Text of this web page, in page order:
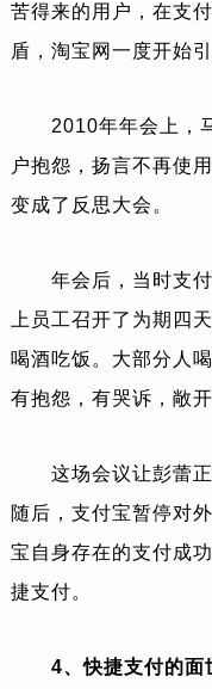
苦得来的用户，在支
盾，淘宝网一度开始
2010年年会上，马
户抱怨，扬言不再使
变成了反思大会。
年会后，当时支付
上员工召开了为期四
喝酒吃饭。大部分人
有抱怨，有哭诉，敞
这场会议让彭蕾正
随后，支付宝暂停对
宝自身存在的支付成
捷支付。
4、快捷支付的面